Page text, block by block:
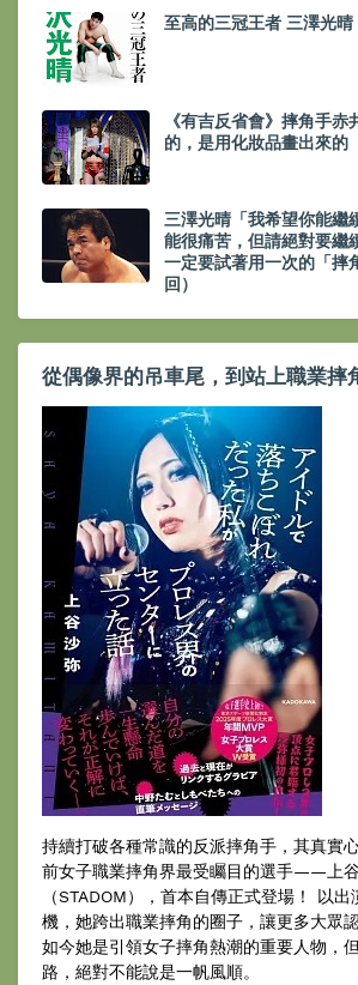
至高的三冠王者 三澤光
《有吉反省會》摔角手
的，是用化妝品畫出來的
三澤光晴「我希望你能繼
能很痛苦，但請絕對要繼
一定要試著用一次的「摔
回）
從偶像界的吊車尾，到站上職業摔
持續打破各種常識的反派摔角手，其真實
前女子職業摔角界最受矚目的選手——上
（STADOM），首本自傳正式登場！ 以
機，她跨出職業摔角的圈子，讓更多大眾
如今她是引領女子摔角熱潮的重要人物，
路，絕對不能說是一帆風順。